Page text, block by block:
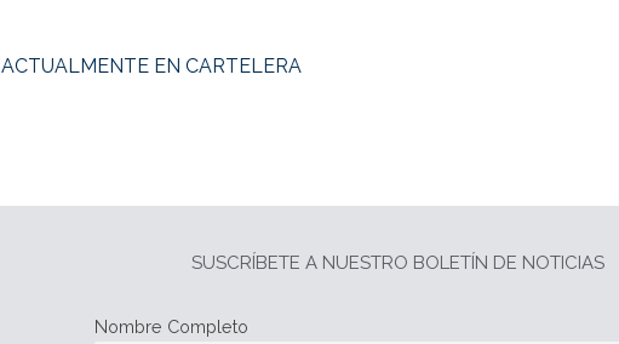
ACTUALMENTE EN CARTELERA
SUSCRÍBETE A NUESTRO BOLETÍN DE NOTICIAS
Nombre Completo